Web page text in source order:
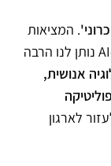
. המציאות
הארגונית מלאה בפערים בין המצוי לרצוי. ה-AI נותן לנו הרבה
אנושית,
לארגון